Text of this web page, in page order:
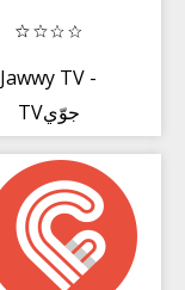
Jawwy TV -
TVجوّي